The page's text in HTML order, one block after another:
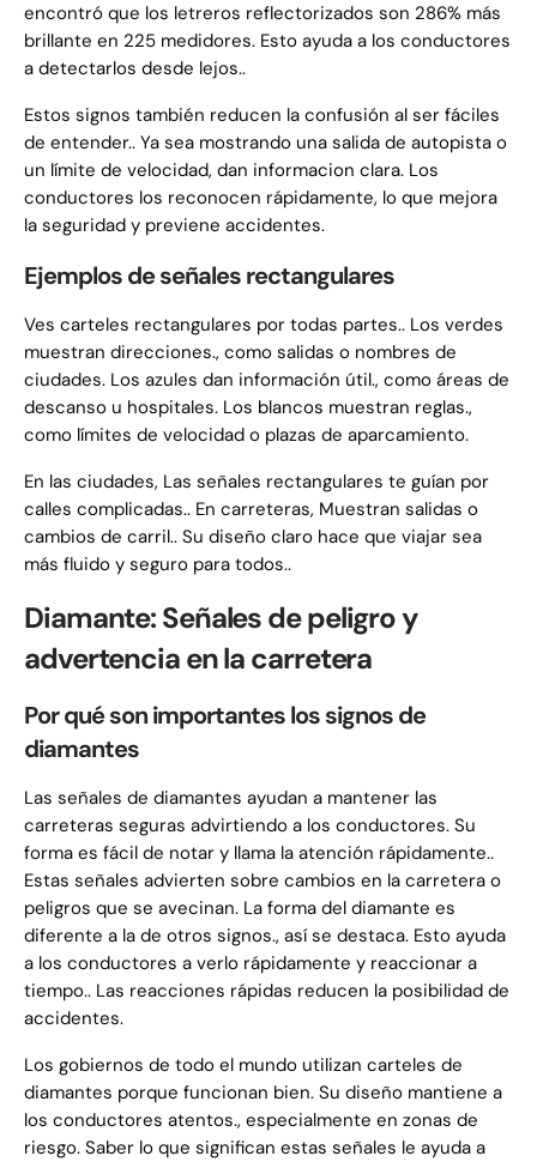
encontró que los letreros reflectorizados son 286% más
brillante en 225 medidores. Esto ayuda a los conductores
a detectarlos desde lejos..
Estos signos también reducen la confusión al ser fáciles
de entender.. Ya sea mostrando una salida de autopista o
un límite de velocidad, dan informacion clara. Los
conductores los reconocen rápidamente, lo que mejora
la seguridad y previene accidentes.
Ejemplos de señales rectangulares
Ves carteles rectangulares por todas partes.. Los verdes
muestran direcciones., como salidas o nombres de
ciudades. Los azules dan información útil., como áreas de
descanso u hospitales. Los blancos muestran reglas.,
como límites de velocidad o plazas de aparcamiento.
En las ciudades, Las señales rectangulares te guían por
calles complicadas.. En carreteras, Muestran salidas o
cambios de carril.. Su diseño claro hace que viajar sea
más fluido y seguro para todos..
Diamante: Señales de peligro y
advertencia en la carretera
Por qué son importantes los signos de
diamantes
Las señales de diamantes ayudan a mantener las
carreteras seguras advirtiendo a los conductores. Su
forma es fácil de notar y llama la atención rápidamente..
Estas señales advierten sobre cambios en la carretera o
peligros que se avecinan. La forma del diamante es
diferente a la de otros signos., así se destaca. Esto ayuda
a los conductores a verlo rápidamente y reaccionar a
tiempo.. Las reacciones rápidas reducen la posibilidad de
accidentes.
Los gobiernos de todo el mundo utilizan carteles de
diamantes porque funcionan bien. Su diseño mantiene a
los conductores atentos., especialmente en zonas de
riesgo. Saber lo que significan estas señales le ayuda a